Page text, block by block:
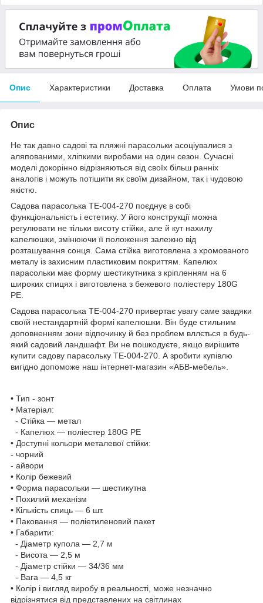
Опис Характеристики Доставка Оплата Умови
Опис
Не так давно садові та пляжні парасольки асоціувалися з
аляпованими, хліпкими виробами на один сезон. Сучасні
моделі докорінно відрізняються від своїх більш ранніх
аналогів і можуть потішити як своїм дизайном, так і чудовою
якістю.
Садова парасолька ТЕ-004-270 поєднує в собі
функціональність і естетику. У його конструкції можна
регулювати не тільки висоту стійки, але й кут нахилу
капелюшки, змінюючи її положення залежно від
розташування сонця. Сама стійка виготовлена з хромованого
металу із захисним пластиковим покриттям. Капелюх
парасольки має форму шестикутника з кріпленням на 6
широких спицях і виготовлена з бежевого поліестеру 180G
PE.
Садова парасолька ТЕ-004-270 привертає увагу саме завдяки
своїй нестандартній формі капелюшки. Він буде стильним
доповненням зони відпочинку й без проблем вллється в будь-
який садовий ландшафт. Ви не пошкодуєте, якщо вирішите
купити садову парасольку ТЕ-004-270. А зробити купівлю
вигідно допоможе наш інтернет-магазин «АБВ-мебель».
• Тип - зонт
• Матеріал:
- Стійка — метал
- Капелюх — поліестер 180G PE
• Доступні кольори металевої стійки:
- чорний
- айвори
• Колір бежевий
• Форма парасольки — шестикутна
• Похилий механізм
• Кількість спиць — 6 шт.
• Паковання — поліетиленовий пакет
• Габарити:
- Діаметр купола — 2,7 м
- Висота — 2,5 м
- Діаметр стійки — 34/36 мм
- Вага — 4,5 кг
• Колір і вигляд виробу в реальності, може незначно
відрізнятися від представлених на світлинах